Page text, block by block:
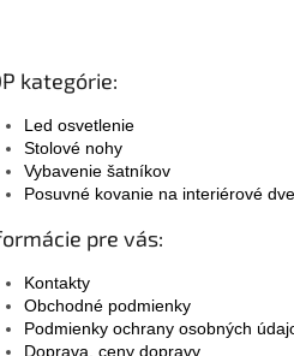
kategórie:
Led osvetlenie
Stolové nohy
Vybavenie šatníkov
Posuvné kovanie na interiérové
pre vás:
Kontakty
Obchodné podmienky
Podmienky ochrany osobných
Doprava, ceny dopravy